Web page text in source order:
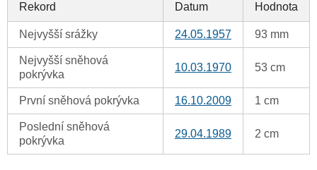
Rekord Datum Hodnota
Nejvyšší srážky 24.05.1957 93 mm
Nejvyšší sněhová
pokrývka
10.03.1970 53 cm
První sněhová pokrývka 16.10.2009 1 cm
Poslední sněhová
pokrývka
29.04.1989 2 cm